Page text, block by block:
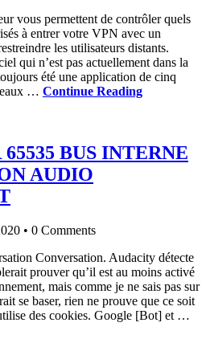
vous permettent de contrôler quels
à entrer votre VPN avec un
les utilisateurs distants.
qui n’est pas actuellement dans la
été une application de cinq
… Continue Reading
BUS INTERNE
AUDIO
• 0 Comments
Conversation. Audacity détecte
prouver qu’il est au moins activé
mais comme je ne sais pas sur
se baser, rien ne prouve que ce soit
des cookies. Google [Bot] et …